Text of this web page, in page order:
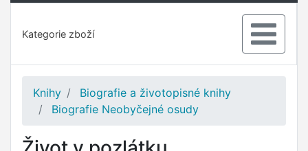
Kategorie zboží
Knihy
Biografie a životopisné knihy
Biografie Neobyčejné osudy